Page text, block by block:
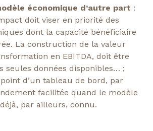
économique d’autre part :
doit viser en priorité des
dont la capacité bénéficiaire
La construction de la valeur
en EBITDA, doit être
seules données disponibles… ;
d’un tableau de bord, par
facilitée quand le modèle
par ailleurs, connu.